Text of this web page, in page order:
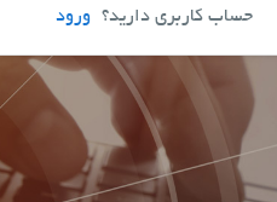
حساب کاربری دارید؟ ورود